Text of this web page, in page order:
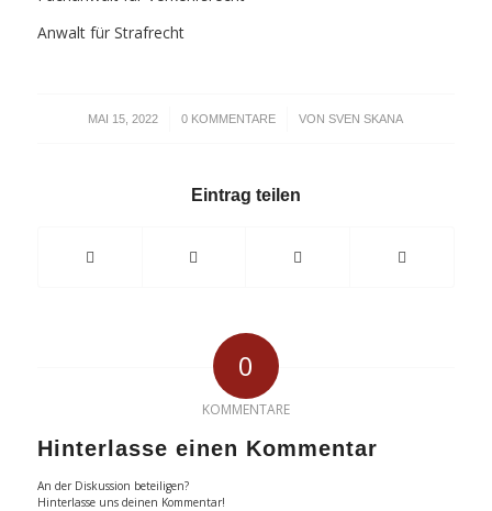
Anwalt für Strafrecht
MAI 15, 2022
/ 0 KOMMENTARE
/ VONSVEN SKANA
Eintrag teilen
0
KOMMENTARE
Hinterlasse einen Kommentar
An der Diskussion beteiligen?
Hinterlasse uns deinen Kommentar!